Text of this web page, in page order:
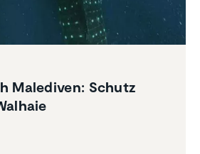
Malediven: Schutz